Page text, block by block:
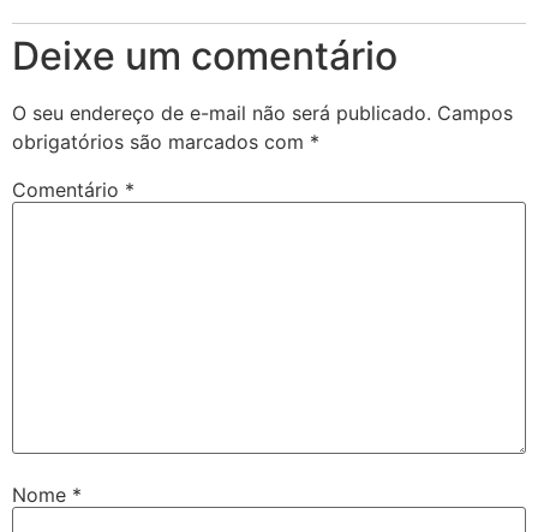
Deixe um comentário
O seu endereço de e-mail não será publicado. Campos
obrigatórios são marcados com *
Comentário *
Nome *